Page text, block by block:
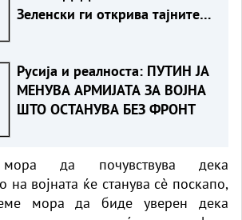
Зеленски ги открива тајните
Русија и реалноста: ПУТИН ЈА
МЕНУВА АРМИЈАТА ЗА ВОЈНА
ШТО ОСТАНУВА БЕЗ ФРОНТ
мора да почувствува дека
на војната ќе станува сè поскапо,
мора да биде уверен дека